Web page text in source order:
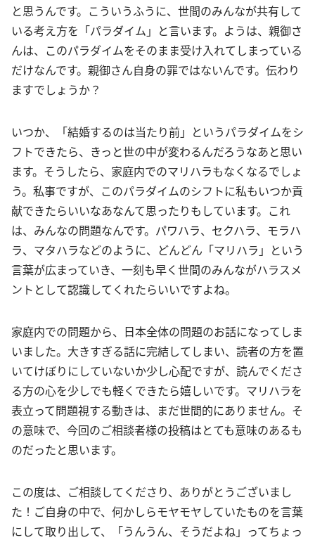
と思うんです。こういうふうに、世間のみんなが共有して
いる考え方を「パラダイム」と言います。ようは、親御さ
んは、このパラダイムをそのまま受け入れてしまっている
だけなんです。親御さん自身の罪ではないんです。伝わり
ますでしょうか？
いつか、「結婚するのは当たり前」というパラダイムをシ
フトできたら、きっと世の中が変わるんだろうなあと思い
ます。そうしたら、家庭内でのマリハラもなくなるでしょ
う。私事ですが、このパラダイムのシフトに私もいつか貢
献できたらいいなあなんて思ったりもしています。これ
は、みんなの問題なんです。パワハラ、セクハラ、モラハ
ラ、マタハラなどのように、どんどん「マリハラ」という
言葉が広まっていき、一刻も早く世間のみんながハラスメ
ントとして認識してくれたらいいですよね。
家庭内での問題から、日本全体の問題のお話になってしま
いました。大きすぎる話に完結してしまい、読者の方を置
いてけぼりにしていないか少し心配ですが、読んでくださ
る方の心を少しでも軽くできたら嬉しいです。マリハラを
表立って問題視する動きは、まだ世間的にありません。そ
の意味で、今回のご相談者様の投稿はとても意味のあるも
のだったと思います。
この度は、ご相談してくださり、ありがとうございまし
た！ご自身の中で、何かしらモヤモヤしていたものを言葉
にして取り出して、「うんうん、そうだよね」ってちょっ